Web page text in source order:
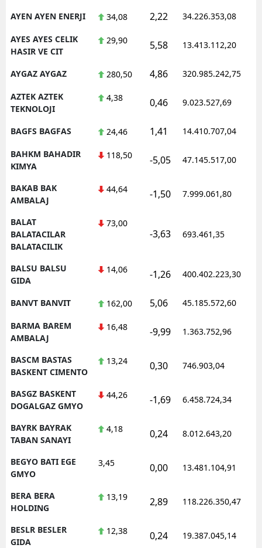
AYEN AYEN ENERJI 34,08 2,22 34.226.353,08
AYES AYES CELIK
HASIR VE CIT
29,90 5,58 13.413.112,20
AYGAZ AYGAZ 280,50 4,86 320.985.242,75
AZTEK AZTEK
TEKNOLOJI
4,38 0,46 9.023.527,69
BAGFS BAGFAS 24,46 1,41 14.410.707,04
BAHKM BAHADIR
KIMYA
118,50 -5,05 47.145.517,00
BAKAB BAK
AMBALAJ
44,64 -1,50 7.999.061,80
BALAT
BALATACILAR
BALATACILIK
73,00
-3,63 693.461,35
BALSU BALSU
GIDA
14,06 -1,26 400.402.223,30
BANVT BANVIT 162,00 5,06 45.185.572,60
BARMA BAREM
AMBALAJ
16,48 -9,99 1.363.752,96
BASCM BASTAS
BASKENT CIMENTO
13,24 0,30 746.903,04
BASGZ BASKENT
DOGALGAZ GMYO
44,26 -1,69 6.458.724,34
BAYRK BAYRAK
TABAN SANAYI
4,18 0,24 8.012.643,20
BEGYO BATI EGE
GMYO
3,45 0,00 13.481.104,91
BERA BERA
HOLDING
13,19 2,89 118.226.350,47
BESLR BESLER
GIDA
12,38 0,24 19.387.045,14